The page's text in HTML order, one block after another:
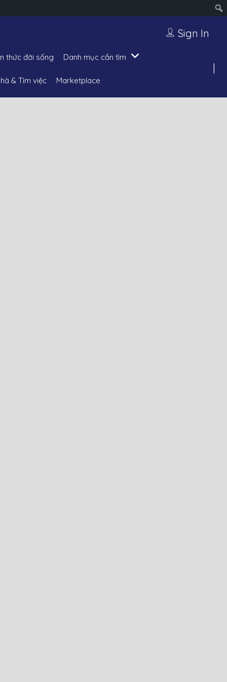
Sign In
thức đời sống Danh mục cần tìm
& Tìm việc Marketplace